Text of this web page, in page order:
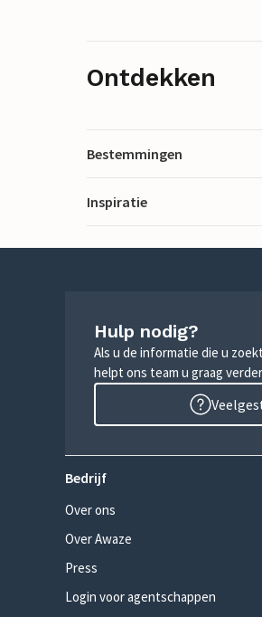
Ontdekken
Bestemmingen
Inspiratie
Hulp nodig?
Als u de informatie die u
helpt ons team u graag
Bedrijf
Over ons
Over Awaze
Press
Login voor agentschappen